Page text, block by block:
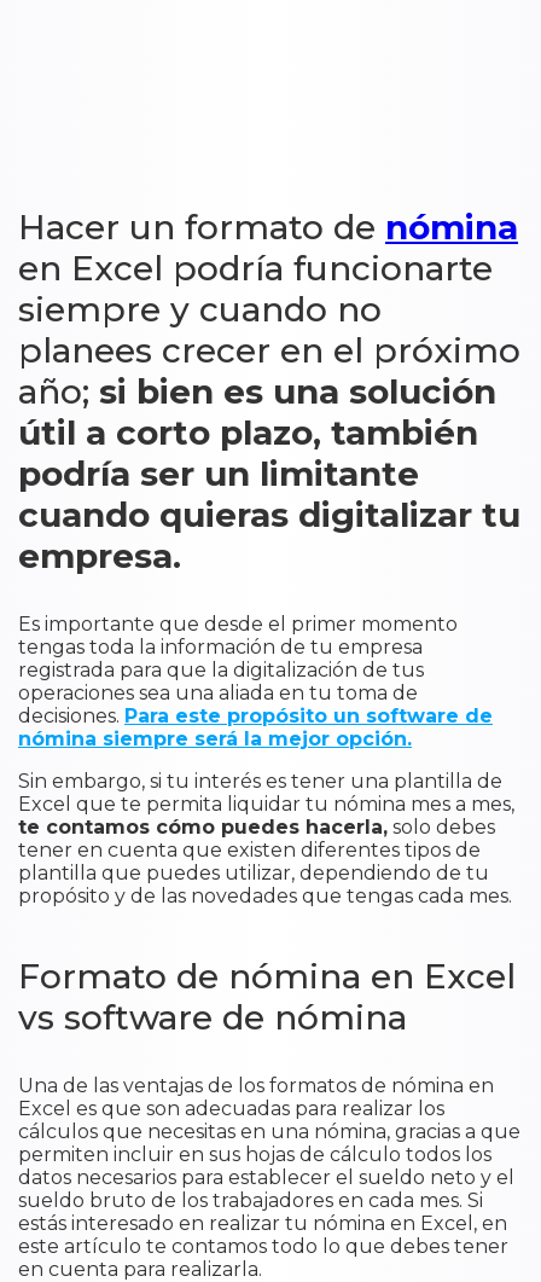
Hacer un formato de nómina
en Excel podría funcionarte
siempre y cuando no
planees crecer en el próximo
año; si bien es una solución
útil a corto plazo, también
podría ser un limitante
cuando quieras digitalizar tu
empresa.
Es importante que desde el primer momento
tengas toda la información de tu empresa
registrada para que la digitalización de tus
operaciones sea una aliada en tu toma de
decisiones. Para este propósito un software de
nómina siempre será la mejor opción.
Sin embargo, si tu interés es tener una plantilla de
Excel que te permita liquidar tu nómina mes a mes,
te contamos cómo puedes hacerla, solo debes
tener en cuenta que existen diferentes tipos de
plantilla que puedes utilizar, dependiendo de tu
propósito y de las novedades que tengas cada mes.
Formato de nómina en Excel
vs software de nómina
Una de las ventajas de los formatos de nómina en
Excel es que son adecuadas para realizar los
cálculos que necesitas en una nómina, gracias a que
permiten incluir en sus hojas de cálculo todos los
datos necesarios para establecer el sueldo neto y el
sueldo bruto de los trabajadores en cada mes. Si
estás interesado en realizar tu nómina en Excel, en
este artículo te contamos todo lo que debes tener
en cuenta para realizarla.